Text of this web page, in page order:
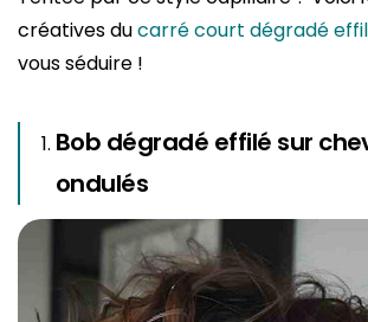
créatives ducarré court dégradé
vous séduire !
Bob dégradé effilé sur
ondulés